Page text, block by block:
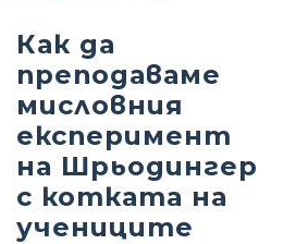
Как да
преподаваме
мисловния
експеримент
на Шрьодингер
с котката на
учениците